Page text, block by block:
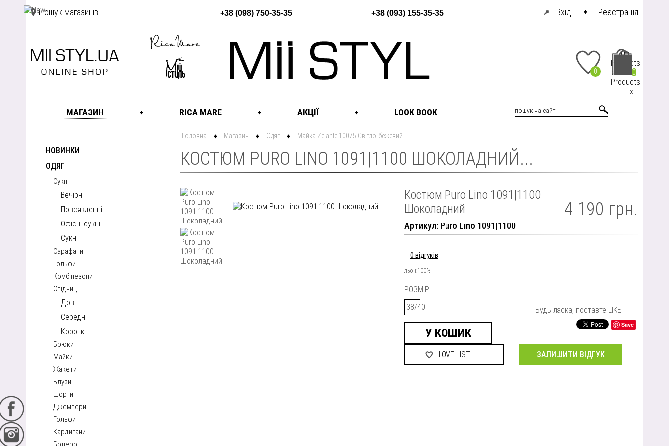
Пошук магазинів +38 (098) 750-35-35 +38 (093) 155-35-35 Вхід Реєстрація
0 0
грн.
Products
at cart
Products
x
МАГАЗИН RICA MARE АКЦІЇ LOOK BOOK
НОВИНКИ
ОДЯГ
Сукні
Вечірні
Повсякденні
Офісні сукні
Сукні
Сарафани
Гольфи
Комбінезони
Спідниці
Довгі
Середні
Короткі
Брюки
Майки
Жакети
Блузи
Шорти
Джемпери
Гольфи
Кардигани
Болеро
Головна Магазин Одяг Майка Zelante 10075 Світло-бежевий
КОСТЮМ PURO LINO 1091|1100 ШОКОЛАДНИЙ...
Костюм Puro Lino 1091|1100
Шоколадний
Артикул: Puro Lino 1091|1100
4 190 грн.
0 відгуків
льон:100%
РОЗМІР
38/40
Будь ласка, поставте LIKE!
Save
ЗАЛИШИТИ ВІДГУК